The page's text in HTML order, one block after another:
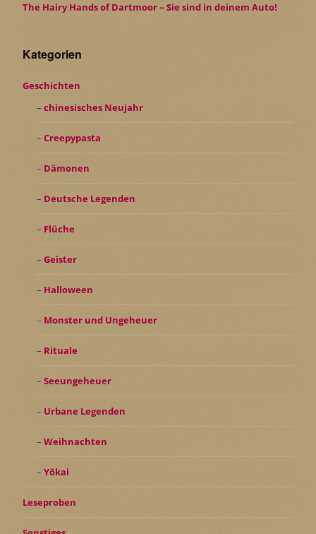
The Hairy Hands of Dartmoor – Sie sind in deinem Auto!
Kategorien
Geschichten
chinesisches Neujahr
Creepypasta
Dämonen
Deutsche Legenden
Flüche
Geister
Halloween
Monster und Ungeheuer
Rituale
Seeungeheuer
Urbane Legenden
Weihnachten
Yōkai
Leseproben